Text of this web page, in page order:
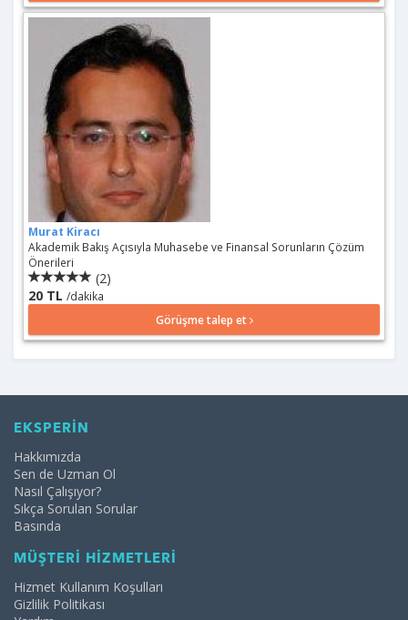
Murat Kiracı
Akademik Bakış Açısıyla Muhasebe ve Finansal Sorunların Çözüm
Önerileri
(2)
20 TL /dakika
Görüşme talep et
EKSPERİN
Hakkımızda
Sen de Uzman Ol
Nasıl Çalışıyor?
Sıkça Sorulan Sorular
Basında
MÜŞTERİ HİZMETLERİ
Hizmet Kullanım Koşulları
Gizlilik Politikası